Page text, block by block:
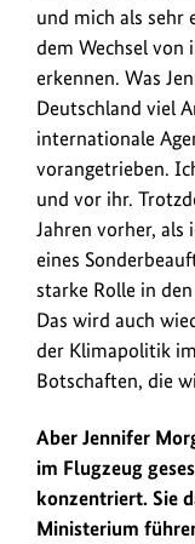
und mich als sehr
dem Wechsel
erkennen. Was
Deutschland viel
internationale
vorangetrieben.
und vor ihr.
Jahren vorher, als
eines
starke Rolle in
Das wird auch
der Klimapolitik
Botschaften, die
Aber Jennifer
im Flugzeug
konzentriert. Sie
Ministerium